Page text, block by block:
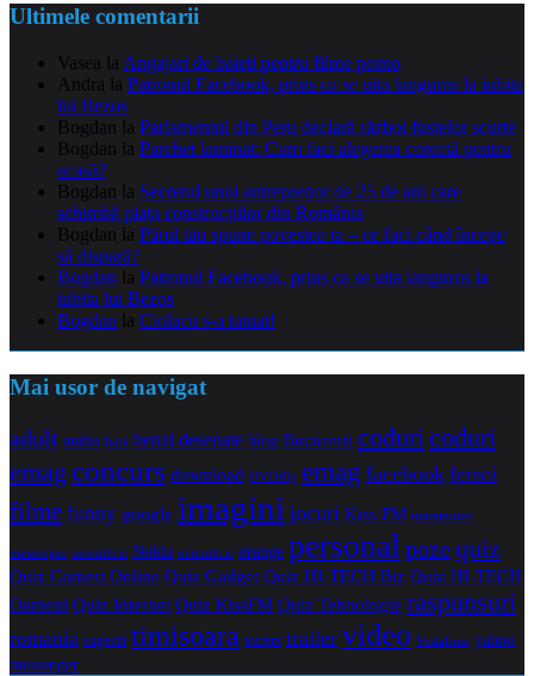
Ultimele comentarii
Vasea la Angajari de baieti pentru filme porno
Andra la Patronul Facebook, prins ca se uita languros la iubita
lui Bezos
Bogdan la Parlamentul din Peru declară război fustelor scurte
Bogdan la Parchet laminat: Cum faci alegerea corectă pentru
acasă?
Bogdan la Secretul unui antreprenor de 25 de ani care
schimbă piața construcțiilor din România
Bogdan la Părul tău spune povestea ta – ce faci când începe
să dispară?
Bogdan la Patronul Facebook, prins ca se uita languros la
iubita lui Bezos
Bogdan la Ciolacu s-a tatuat!
Mai usor de navigat
adult audio bani benzi desenate blog Bucuresti coduricoduri
emag concurs download DVDRip emag facebook femei
filme funny google imagini jocuri Kiss FM maramures
messenger noiembrie Nokia octombrie orange personal pozequiz
Quiz Comert Online Quiz Gadget Quiz HI-TECH Biz Quiz HI-TECH
Oameni Quiz Internet Quiz KissFM Quiz Tehnologie raspunsuri
romania sugestii timisoara torrent trailer video Vodafone yahoo
messenger